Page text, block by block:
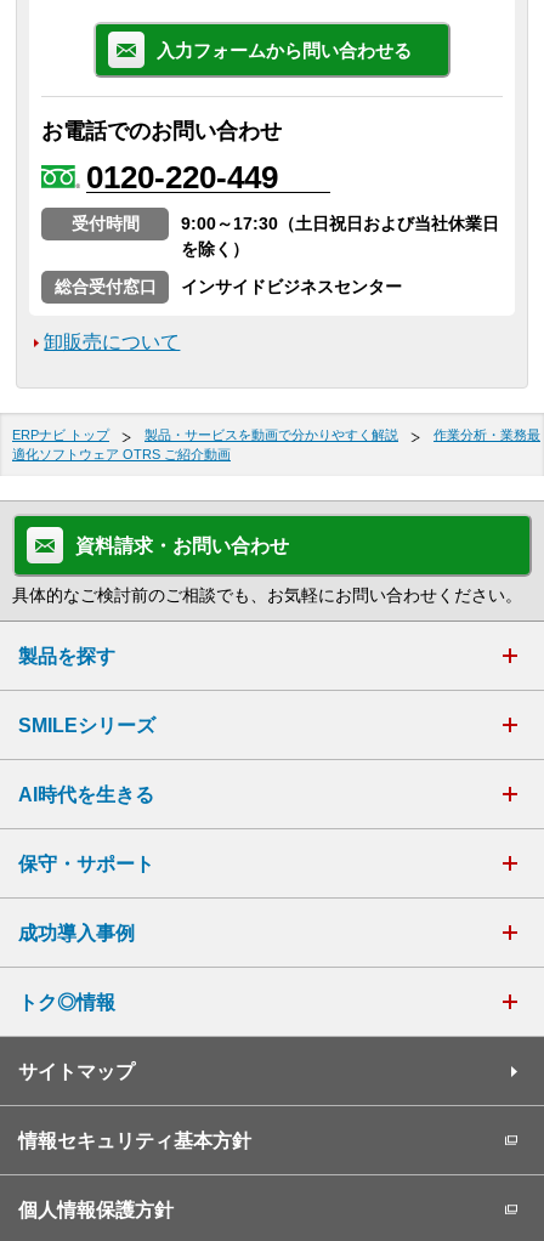
入力フォームから問い合わせる
お電話でのお問い合わせ
0120-220-449
受付時間
9:00～17:30（土日祝日および当社休業日
を除く）
総合受付窓口
インサイドビジネスセンター
卸販売について
ERPナビ トップ 製品・サービスを動画で分かりやすく解説
作業分析・業務最
適化ソフトウェア OTRS ご紹介動画
資料請求・お問い合わせ
具体的なご検討前のご相談でも、お気軽にお問い合わせください。
製品を探す
SMILEシリーズ
AI時代を生きる
保守・サポート
成功導入事例
トク◎情報
サイトマップ
情報セキュリティ基本方針
個人情報保護方針